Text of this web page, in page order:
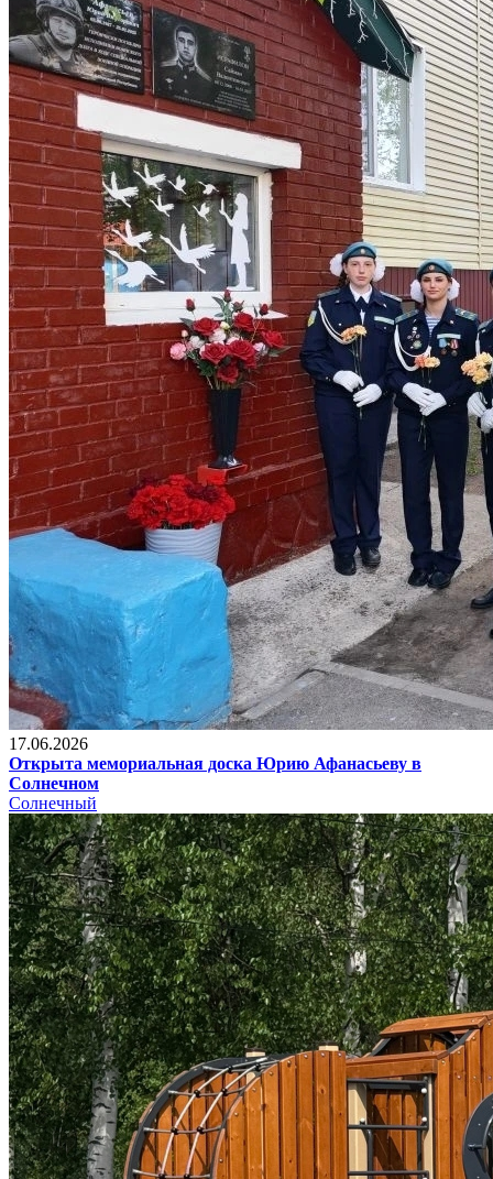
17.06.2026
Открыта мемориальная доска Юрию Афанасьеву в
Солнечном
Солнечный